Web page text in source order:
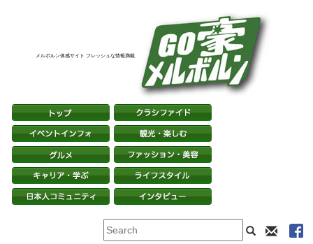
メルボルン体感サイト フレッシュな情報満載